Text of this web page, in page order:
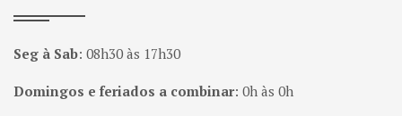
Seg à Sab: 08h30 às 17h30
Domingos e feriados a combinar: 0h às 0h